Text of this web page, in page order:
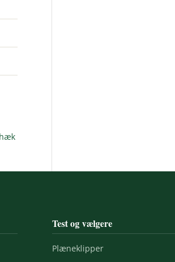
Test og vælgere
Plæneklipper